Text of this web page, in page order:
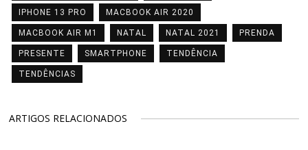
IPHONE 13 PRO MACBOOK AIR 2020
MACBOOK AIR M1 NATAL NATAL 2021 PRENDA
PRESENTE SMARTPHONE TENDÊNCIA
TENDÊNCIAS
ARTIGOS RELACIONADOS